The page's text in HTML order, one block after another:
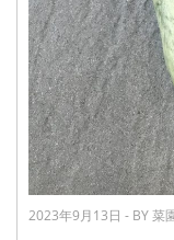
2023年9月13日 - BY 菜